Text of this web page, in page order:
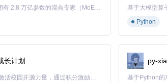
&&
')
Kimi K3 是Kimi能力最强的模型：这是一个拥有 2.8 万亿参数的混合专家（MoE）模型，具备原生视觉理解能力，并支持 100 万 token 的上下文窗口。
基于大模型算
Python
长计划
「源启盛夏」暑期校园开发者成长计划旨在激活校园开源力量，通过积分激励、认证扶持、资源倾斜等形式，引导高校组织和开发者完成「入驻 — 建项目 — 做贡献 — 获认证 — 得资源」的完整闭环。无论你是想带领社团入驻平台的组织者，还是希望用代码贡献证明自己的开发者，都能在这里找到属于你的成长路径。
py-